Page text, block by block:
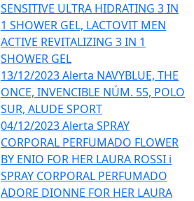
SENSITIVE ULTRA HIDRATING 3 IN
1 SHOWER GEL, LACTOVIT MEN
ACTIVE REVITALIZING 3 IN 1
SHOWER GEL
13/12/2023 Alerta NAVYBLUE, THE
ONCE, INVENCIBLE NÚM. 55, POLO
SUR, ALUDE SPORT
04/12/2023 Alerta SPRAY
CORPORAL PERFUMADO FLOWER
BY ENIO FOR HER LAURA ROSSI i
SPRAY CORPORAL PERFUMADO
ADORE DIONNE FOR HER LAURA